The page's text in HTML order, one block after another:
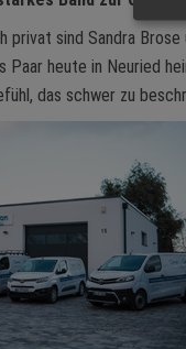
privat sind Sandra
Paar heute in Neuried
das schwer zu